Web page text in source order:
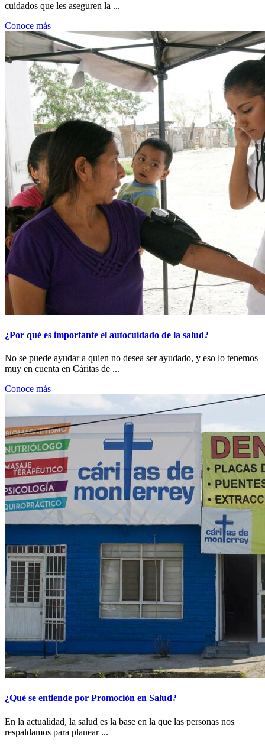
cuidados que les aseguren la ...
Conoce más
¿Por qué es importante el autocuidado de la salud?
No se puede ayudar a quien no desea ser ayudado, y eso lo tenemos
muy en cuenta en Cáritas de ...
Conoce más
¿Qué se entiende por Promoción en Salud?
En la actualidad, la salud es la base en la que las personas nos
respaldamos para planear ...